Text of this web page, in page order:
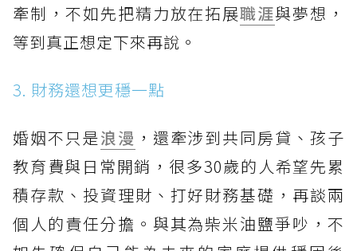
牽制，不如先把精力放在拓展職涯與夢想，
等到真正想定下來再說。
3. 財務還想更穩一點
婚姻不只是浪漫 ，還牽涉到共同房貸、孩子
教育費與日常開銷，很多30歲的人希望先累
積存款、投資理財、打好財務基礎，再談兩
個人的責任分擔。與其為柴米油鹽爭吵，不